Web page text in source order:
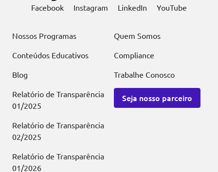
Facebook Instagram LinkedIn YouTube
Nossos Programas
Conteúdos Educativos
Blog
Relatório de Transparência
01/2025
Relatório de Transparência
02/2025
Relatório de Transparência
01/2026
Quem Somos
Compliance
Trabalhe Conosco
Seja nosso parceiro